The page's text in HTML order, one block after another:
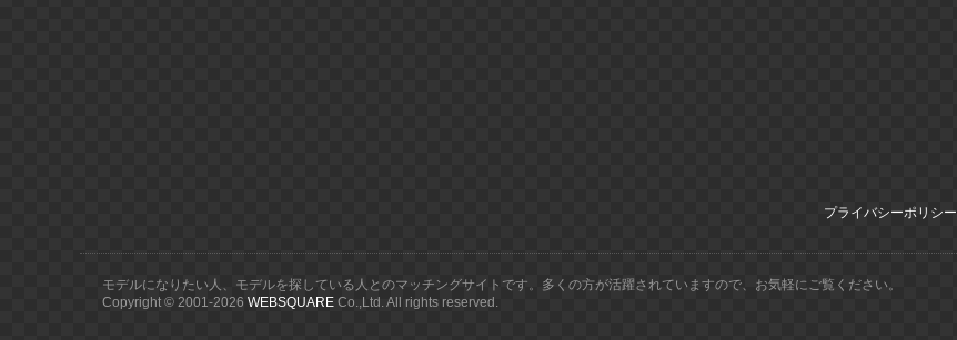
プライバシーポリシー
モデルになりたい人、モデルを探している人とのマッチングサイトです。多くの方が活躍されていますので、お気軽にご覧ください。
Copyright © 2001-2026 WEBSQUARE Co.,Ltd. All rights reserved.